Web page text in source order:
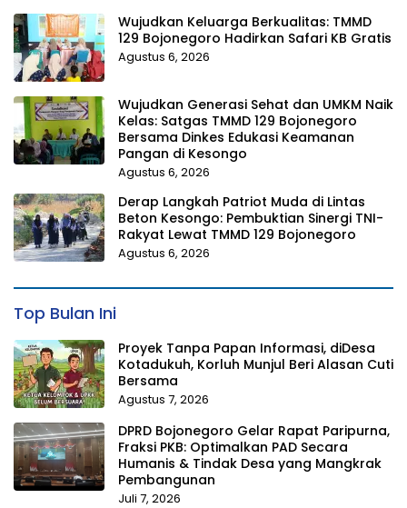
Wujudkan Keluarga Berkualitas: TMMD
129 Bojonegoro Hadirkan Safari KB Gratis
Agustus 6, 2026
Wujudkan Generasi Sehat dan UMKM Naik
Kelas: Satgas TMMD 129 Bojonegoro
Bersama Dinkes Edukasi Keamanan
Pangan di Kesongo
Agustus 6, 2026
Derap Langkah Patriot Muda di Lintas
Beton Kesongo: Pembuktian Sinergi TNI-
Rakyat Lewat TMMD 129 Bojonegoro
Agustus 6, 2026
Top Bulan Ini
Proyek Tanpa Papan Informasi, diDesa
Kotadukuh, Korluh Munjul Beri Alasan Cuti
Bersama
Agustus 7, 2026
DPRD Bojonegoro Gelar Rapat Paripurna,
Fraksi PKB: Optimalkan PAD Secara
Humanis & Tindak Desa yang Mangkrak
Pembangunan
Juli 7, 2026